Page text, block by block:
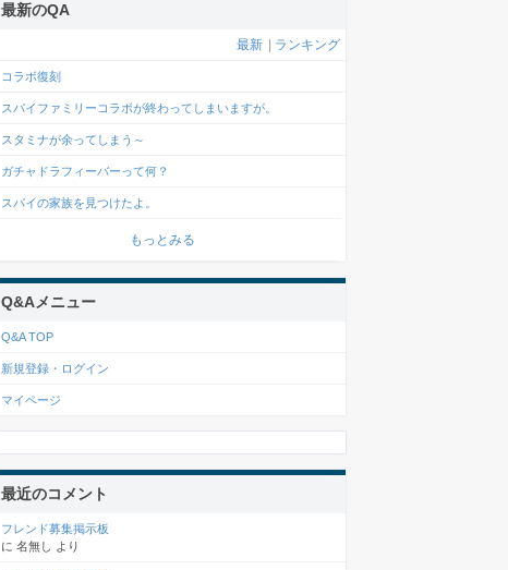
最新のQA
最新 ランキング
コラボ復刻
スパイファミリーコラボが終わってしまいますが。
スタミナが余ってしまう～
ガチャドラフィーバーって何？
スパイの家族を見つけたよ。
もっとみる
Q&Aメニュー
Q&A TOP
新規登録・ログイン
マイページ
最近のコメント
フレンド募集掲示板
に 名無し より